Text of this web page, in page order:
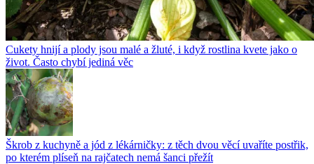
Cukety hnijí a plody jsou malé a žluté, i když rostlina kvete jako o
život. Často chybí jediná věc
Škrob z kuchyně a jód z lékárničky: z těch dvou věcí uvaříte postřik,
po kterém plíseň na rajčatech nemá šanci přežít